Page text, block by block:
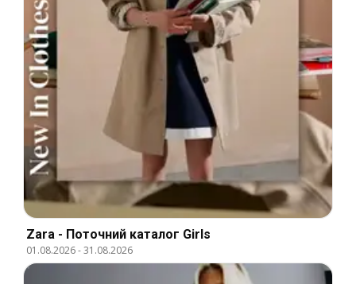
Zara - Поточний каталог Girls
01.08.2026-31.08.2026